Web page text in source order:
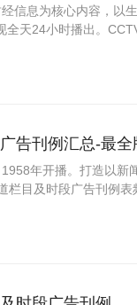
信息为核心内容，以
天24小时播出。
告刊例汇总-最全
年开播。打造以新
栏目及时段广告刊例